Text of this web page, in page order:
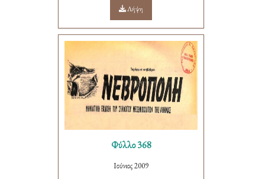
Λήψη
Φύλλο 368
Ιούνιος 2009